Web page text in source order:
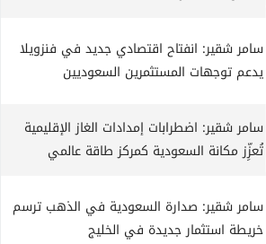
سامر شقير: انفتاح اقتصادي جديد في فنزويلا
يدعم توجهات المستثمرين السعوديين
سامر شقير: اضطرابات إمدادات الغاز الإقليمية
تُعزِّز مكانة السعودية كمركز طاقة عالمي
سامر شقير: صدارة السعودية في الذهب ترسم
خريطة استثمار جديدة في الخليج